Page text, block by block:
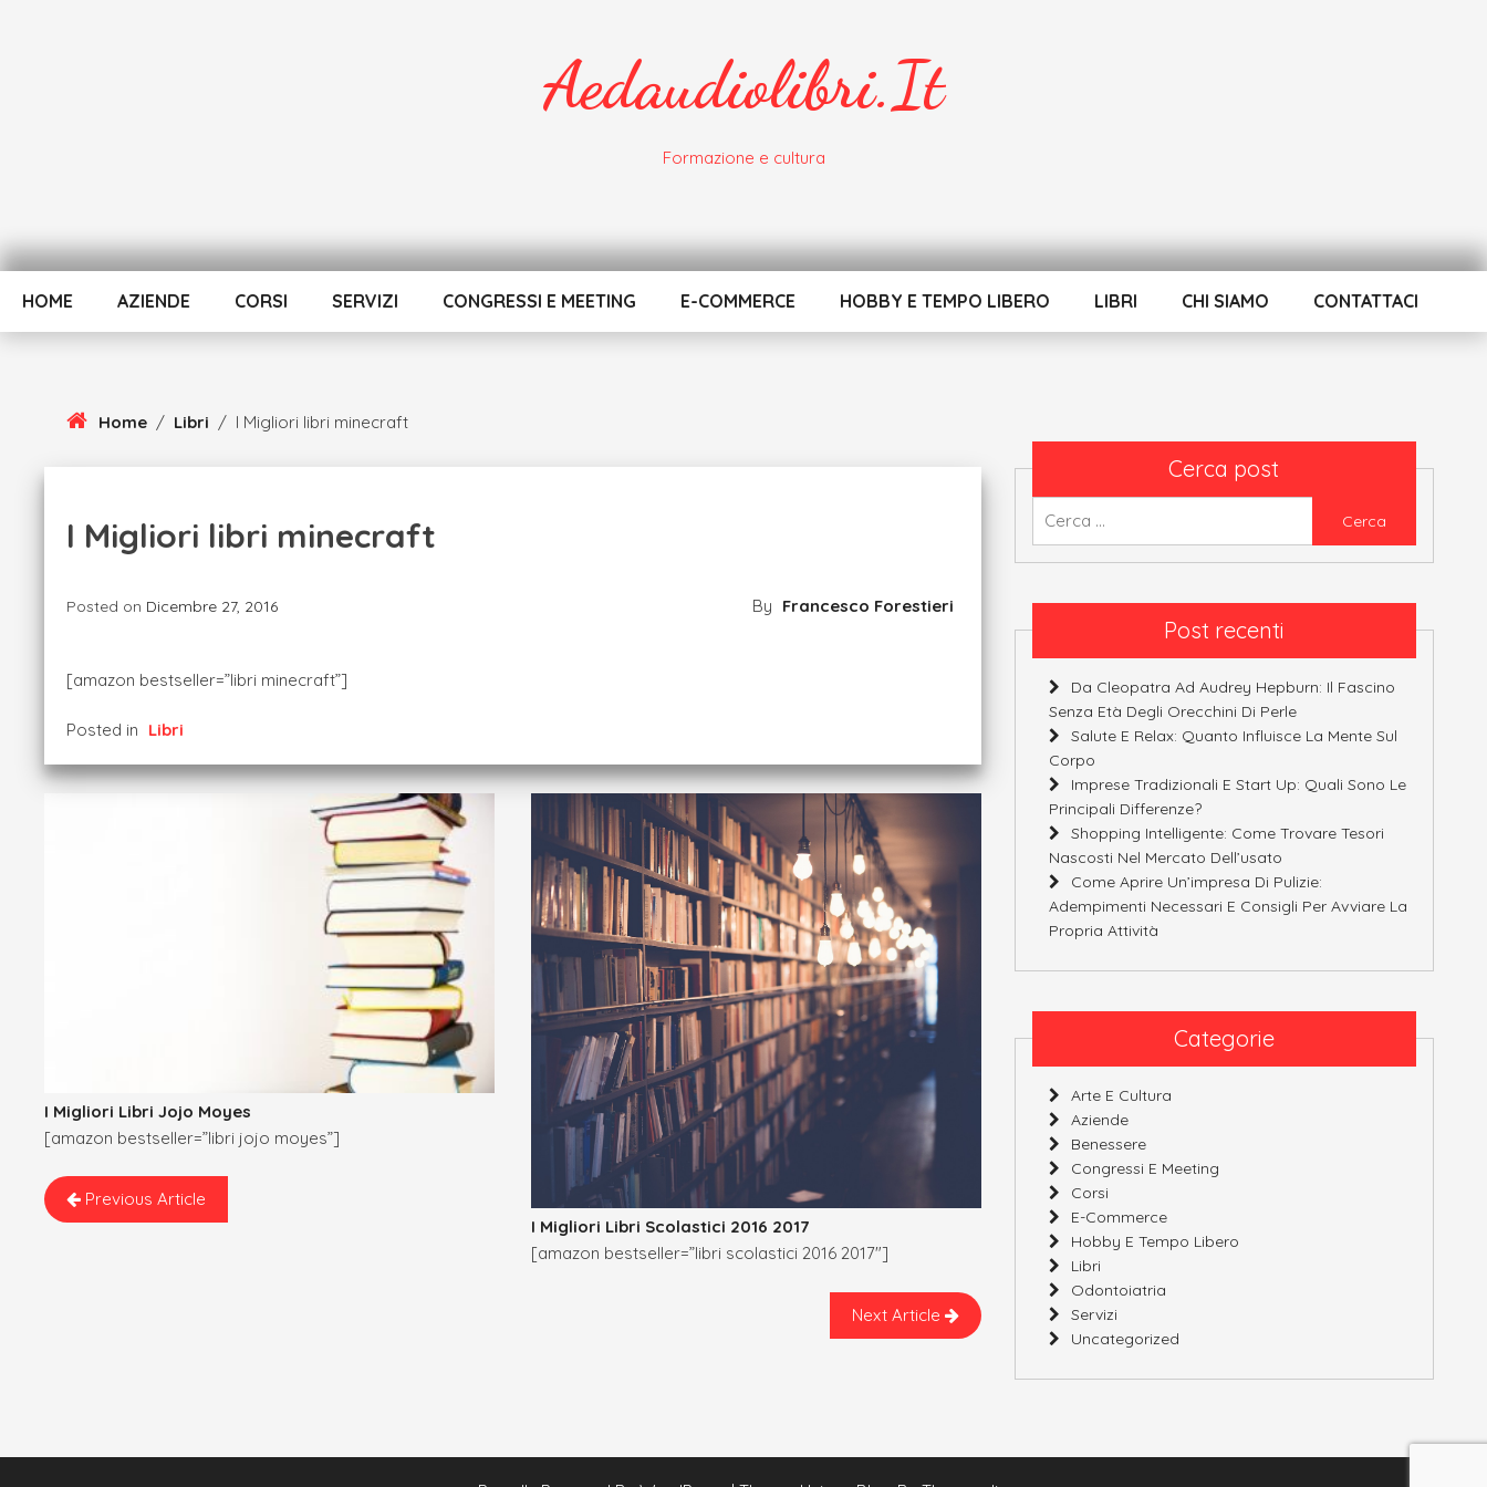
Aedaudiolibri.it
Formazione e cultura
HOME AZIENDE CORSI SERVIZI CONGRESSI E MEETING E-COMMERCE HOBBY E TEMPO LIBERO LIBRI CHI SIAMO CONTATTACI
Home / Libri / I Migliori libri minecraft
I Migliori libri minecraft
Posted on Dicembre 27, 2016 By Francesco Forestieri
[amazon bestseller=”libri minecraft”]
Posted in Libri
I Migliori Libri Jojo Moyes
[amazon bestseller=”libri jojo moyes”]
Previous Article
I Migliori Libri Scolastici 2016 2017
[amazon bestseller=”libri scolastici 2016 2017″]
Next Article
Cerca post
Post recenti
Da Cleopatra Ad Audrey Hepburn: Il Fascino
Senza Età Degli Orecchini Di Perle
Salute E Relax: Quanto Influisce La Mente Sul
Corpo
Imprese Tradizionali E Start Up: Quali Sono Le
Principali Differenze?
Shopping Intelligente: Come Trovare Tesori
Nascosti Nel Mercato Dell’usato
Come Aprire Un’impresa Di Pulizie:
Adempimenti Necessari E Consigli Per Avviare La
Propria Attività
Categorie
Arte E Cultura
Aziende
Benessere
Congressi E Meeting
Corsi
E-Commerce
Hobby E Tempo Libero
Libri
Odontoiatria
Servizi
Uncategorized